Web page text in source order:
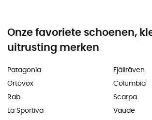
Onze favoriete schoenen,
uitrusting merken
Patagonia
Ortovox
Rab
La Sportiva
Fjällräven
Columbia
Scarpa
Vaude